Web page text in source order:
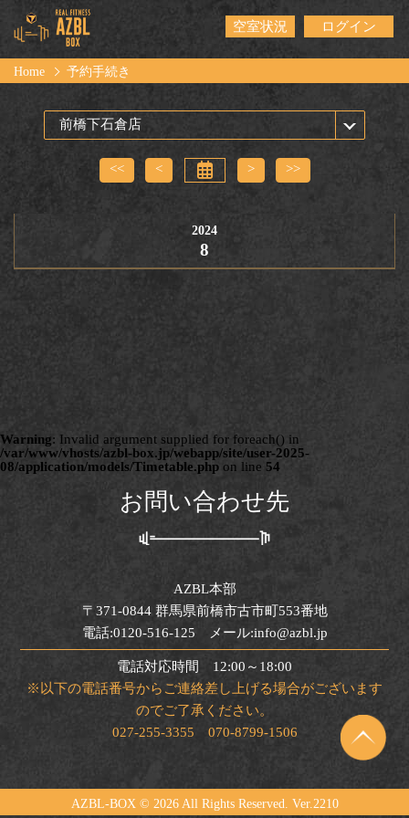
空室状況 ログイン
Home 予約手続き
<< < > >>
2024
8
Warning: Invalid argument supplied for foreach() in
/var/www/vhosts/azbl-box.jp/webapp/site/user-2025-
08/application/models/Timetable.php on line 54
お問い合わせ先
AZBL本部
〒371-0844 群馬県前橋市古市町553番地
電話:0120-516-125 メール:info@azbl.jp
電話対応時間 12:00～18:00
※以下の電話番号からご連絡差し上げる場合がございます
のでご了承ください。
027-255-3355 070-8799-1506
AZBL-BOX © 2026 All Rights Reserved. Ver.2210